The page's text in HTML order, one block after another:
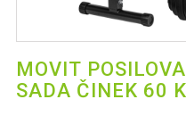
MOVIT
SADA ČINEK 60